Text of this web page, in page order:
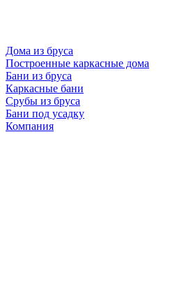
Дома из бруса
Построенные каркасные дома
Бани из бруса
Каркасные бани
Срубы из бруса
Бани под усадку
Компания